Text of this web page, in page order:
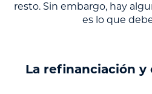
resto. Sin embargo, hay
es lo que
La refinanciación y